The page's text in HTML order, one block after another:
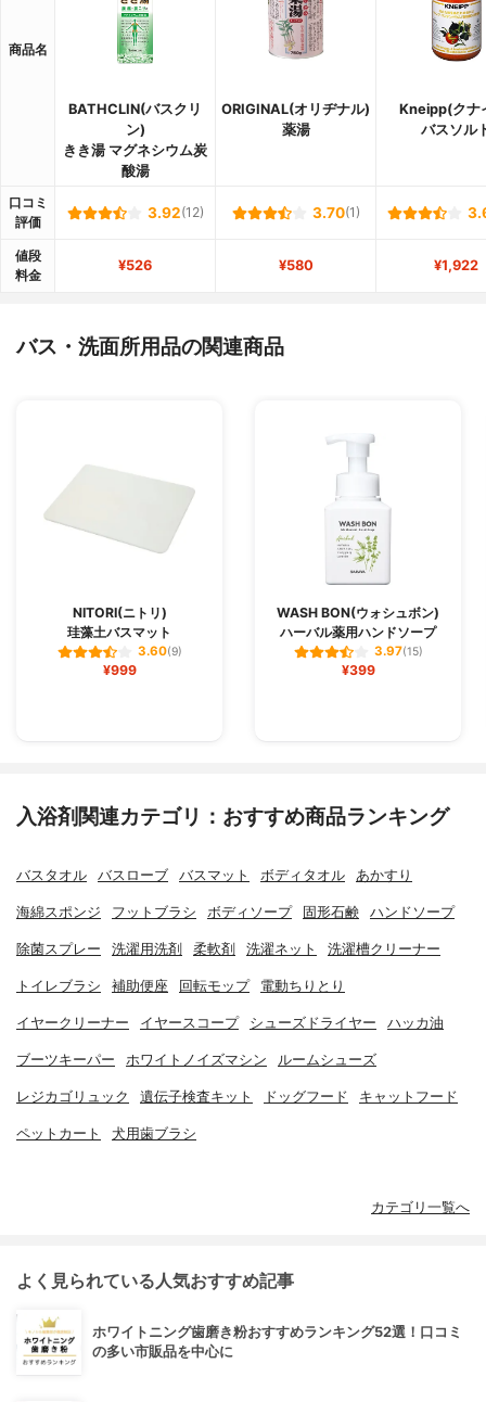
商品名
BATHCLIN(バスクリ
ン)
きき湯 マグネシウム炭
酸湯
ORIGINAL(オリヂナル)
薬湯
Kneipp(クナ
バスソル
口コミ
評価
3.92(12) 3.70(1)
値段
料金
¥526 ¥580 ¥1,922
バス・洗面所用品の関連商品
NITORI(ニトリ)
珪藻土バスマット
3.60(9)
¥999
WASH BON(ウォシュボン)
ハーバル薬用ハンドソープ
3.97(15)
¥399
入浴剤関連カテゴリ：おすすめ商品ランキング
バスタオル バスローブ バスマット ボディタオル あかすり
海綿スポンジ フットブラシ ボディソープ 固形石鹸 ハンドソープ
除菌スプレー 洗濯用洗剤 柔軟剤 洗濯ネット 洗濯槽クリーナー
トイレブラシ 補助便座 回転モップ 電動ちりとり
イヤークリーナー イヤースコープ シューズドライヤー ハッカ油
ブーツキーパー ホワイトノイズマシン ルームシューズ
レジカゴリュック 遺伝子検査キット ドッグフード キャットフード
ペットカート 犬用歯ブラシ
カテゴリ一覧へ
よく見られている人気おすすめ記事
ホワイトニング歯磨き粉おすすめランキング52選！口コミ
の多い市販品を中心に